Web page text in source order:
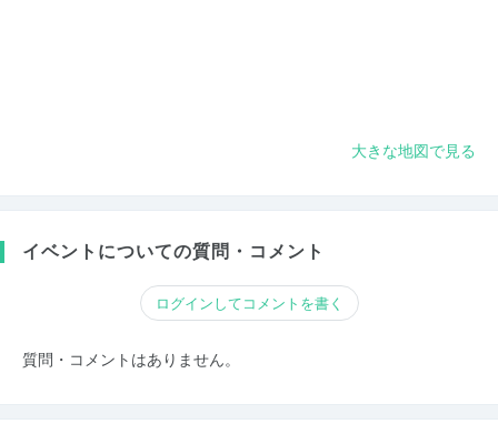
大きな地図で見る
イベントについての質問・コメント
ログインしてコメントを書く
質問・コメントはありません。